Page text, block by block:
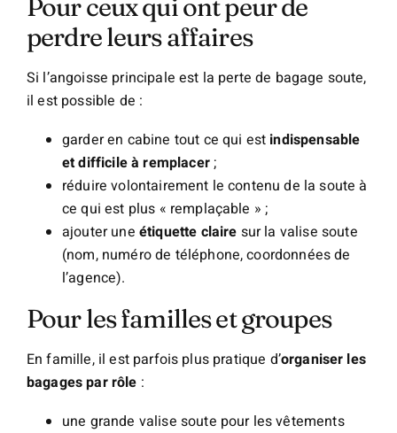
Pour ceux qui ont peur de
perdre leurs affaires
Si l’angoisse principale est la perte de bagage soute,
il est possible de :
garder en cabine tout ce qui est indispensable
et difficile à remplacer;
réduire volontairement le contenu de la soute à
ce qui est plus « remplaçable » ;
ajouter une étiquette claire sur la valise soute
(nom, numéro de téléphone, coordonnées de
l’agence).
Pour les familles et groupes
En famille, il est parfois plus pratique d’organiser les
bagages par rôle :
une grande valise soute pour les vêtements